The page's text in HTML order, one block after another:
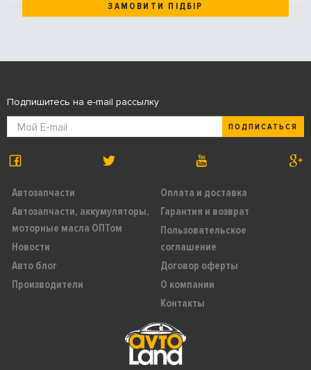
ЗАМОВИТИ ПІДБІР
Автозапчасти
Автозапчасти, аккумуляторы,
моторные масла ОПТом
Новости
Авто блог
Производители
Оплата и доставка
Гарантия и возврат
Пользовательское
соглашение
Договор оферты
О компании
Контакты
Подпишитесь на e-mail рассылку
ПОДПИСАТЬСЯ